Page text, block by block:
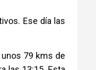
Ese día las
79 kms de